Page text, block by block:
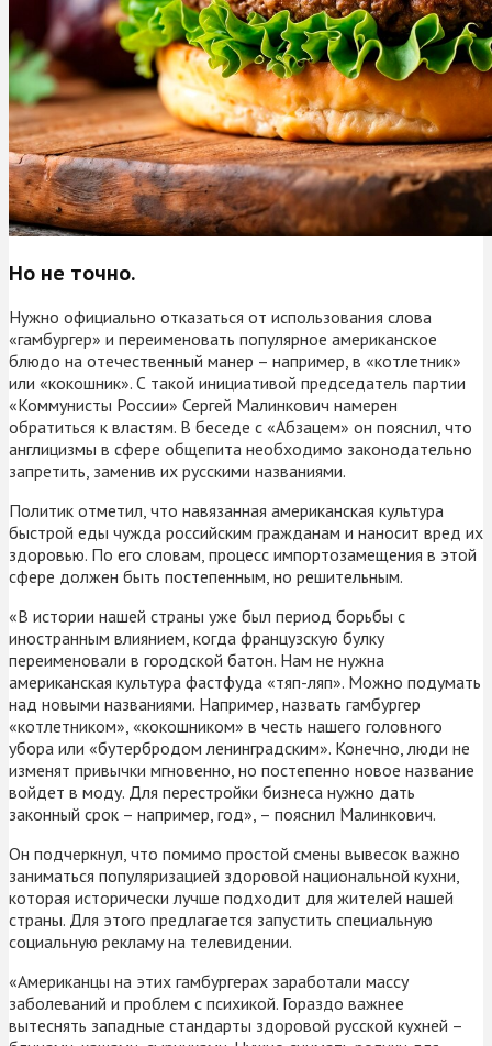
Но не точно.
Нужно официально отказаться от использования слова
«гамбургер» и переименовать популярное американское
блюдо на отечественный манер – например, в «котлетник»
или «кокошник». С такой инициативой председатель партии
«Коммунисты России» Сергей Малинкович намерен
обратиться к властям. В беседе с «Абзацем» он пояснил, что
англицизмы в сфере общепита необходимо законодательно
запретить, заменив их русскими названиями.
Политик отметил, что навязанная американская культура
быстрой еды чужда российским гражданам и наносит вред их
здоровью. По его словам, процесс импортозамещения в этой
сфере должен быть постепенным, но решительным.
«В истории нашей страны уже был период борьбы с
иностранным влиянием, когда французскую булку
переименовали в городской батон. Нам не нужна
американская культура фастфуда «тяп-ляп». Можно подумать
над новыми названиями. Например, назвать гамбургер
«котлетником», «кокошником» в честь нашего головного
убора или «бутербродом ленинградским». Конечно, люди не
изменят привычки мгновенно, но постепенно новое название
войдет в моду. Для перестройки бизнеса нужно дать
законный срок – например, год», – пояснил Малинкович.
Он подчеркнул, что помимо простой смены вывесок важно
заниматься популяризацией здоровой национальной кухни,
которая исторически лучше подходит для жителей нашей
страны. Для этого предлагается запустить специальную
социальную рекламу на телевидении.
«Американцы на этих гамбургерах заработали массу
заболеваний и проблем с психикой. Гораздо важнее
вытеснять западные стандарты здоровой русской кухней –